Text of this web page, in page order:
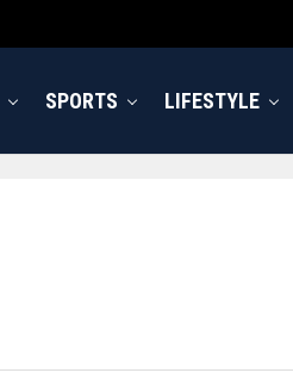
SPORTS LIFESTYLE